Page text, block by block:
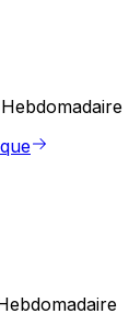
Hebdomadaire